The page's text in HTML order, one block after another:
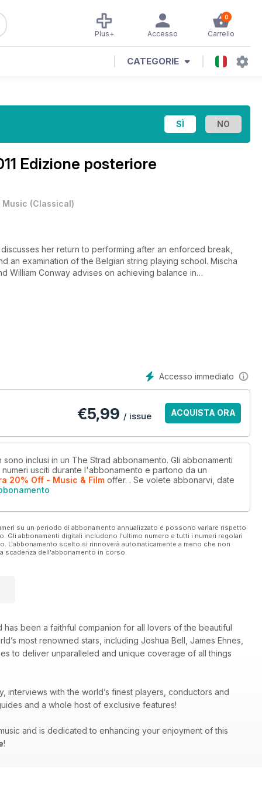
0
Carrello
Accesso
Plus+
CATEGORIE
Edizione posteriore
Music (Classical)
her return to performing after an enforced break,
an examination of the Belgian string playing school. Mischa
William Conway advises on achieving balance in
Accesso immediato
€5,99 / issue ACQUISTA ORA
inclusi in un The Strad abbonamento. Gli abbonamenti
usciti durante l'abbonamento e partono da un
20% Off - Music & Film offer. . Se volete abbonarvi, date
su un periodo di abbonamento annualizzato e possono variare rispetto
abbonamenti digitali includono l'ultimo numero e tutti i numeri regolari
L'abbonamento scelto si rinnoverà automaticamente a meno che non
scadenza dell'abbonamento in corso.
been a faithful companion for all lovers of the beautiful
most renowned stars, including Joshua Bell, James Ehnes,
to deliver unparalleled and unique coverage of all things
interviews with the world’s finest players, conductors and
and a whole host of exclusive features!
and is dedicated to enhancing your enjoyment of this
!